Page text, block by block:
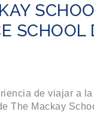
de viajar a
The Mackay